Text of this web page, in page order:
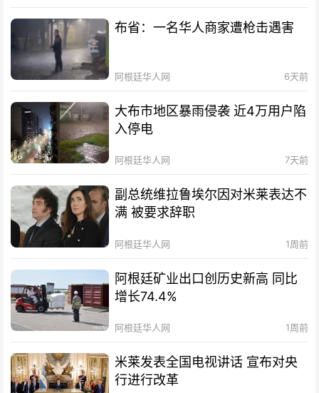
布省：一名华人商家遭枪击遇害
阿根廷华人网 6天前
大布市地区暴雨侵袭 近4万用户陷
入停电
阿根廷华人网 7天前
副总统维拉鲁埃尔因对米莱表达不
满 被要求辞职
阿根廷华人网 1周前
阿根廷矿业出口创历史新高 同比
增长74.4%
阿根廷华人网 1周前
米莱发表全国电视讲话 宣布对央
行进行改革